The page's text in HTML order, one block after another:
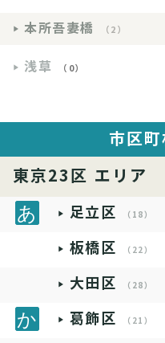
本所吾妻橋 （2）
浅草 （0）
市区
東京23区 エリア
足立区 （18）
板橋区 （22）
大田区 （28）
葛飾区 （21）